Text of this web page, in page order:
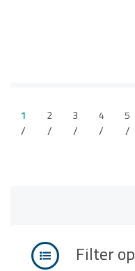
1 2 3 4 5
Filter